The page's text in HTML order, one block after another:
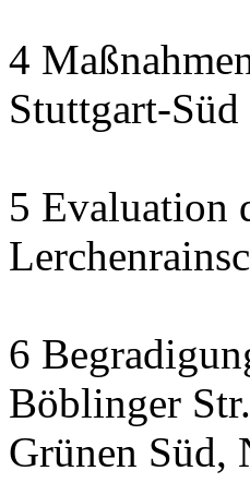
4
Stuttgart-
5 Evaluation
6
Böblinger
Grünen Süd,